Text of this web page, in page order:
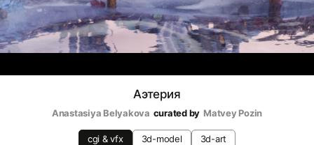
Аэтерия
Anastasiya Belyakova curated by Matvey Pozin
cgi & vfx 3d-model 3d-art